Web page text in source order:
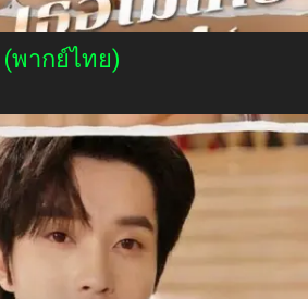
(พากย์ไทย)